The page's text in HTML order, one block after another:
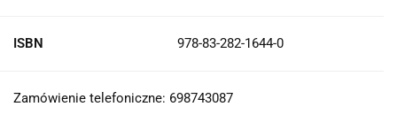
ISBN 978-83-282-1644-0
Zamówienie telefoniczne: 698743087